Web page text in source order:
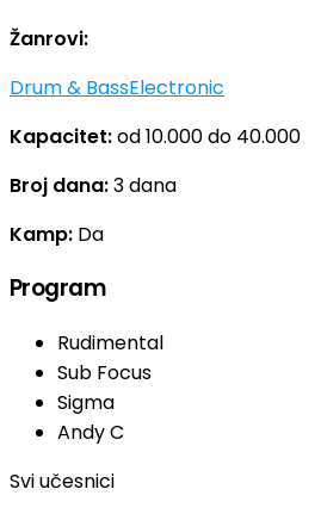
Žanrovi:
Drum & BassElectronic
Kapacitet:od 10.000 do 40.000
Broj dana:3 dana
Kamp: Da
Program
Rudimental
Sub Focus
Sigma
Andy C
Svi učesnici